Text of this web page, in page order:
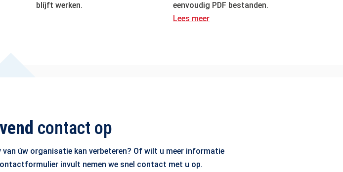
blíjft werken.
eenvoudig PDF bestanden.
Lees meer
contact op
úw organisatie kan verbeteren? Of wilt u meer informatie
invult nemen we snel contact met u op.